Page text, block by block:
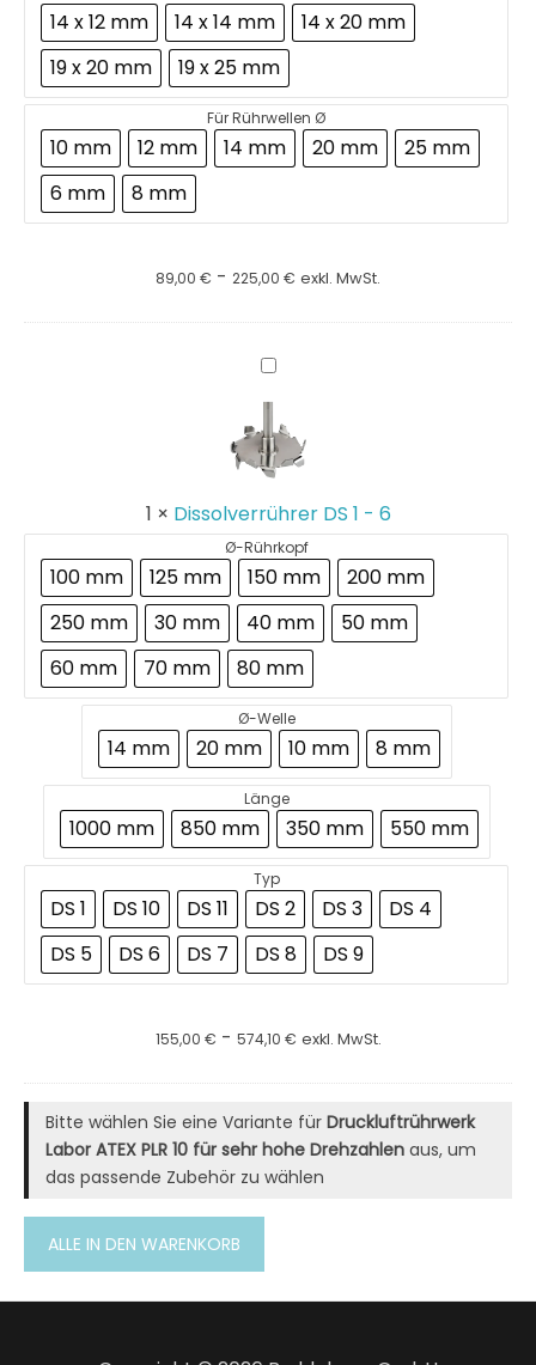
14 x 12 mm
14 x 14 mm
14 x 20 mm
19 x 20 mm
19 x 25 mm
Für Rührwellen Ø
10 mm 12 mm 14 mm 20 mm
25 mm
6 mm
8 mm
89,00 € - 225,00 € exkl. MwSt.
Dissolverrührer
-
6
1 × Dissolverrührer DS 1 - 6
Ø-Rührkopf
100 mm 125 mm 150 mm
200 mm
250 mm
30 mm 40 mm
50 mm
60 mm
70 mm 80 mm
Ø-Welle
14 mm 20 mm 10 mm 8 mm
Länge
1000 mm 850 mm 350 mm 550 mm
Typ
DS 1 DS 10 DS 11 DS 2 DS 3
DS 4
DS 5
DS 6 DS 7 DS 8 DS 9
155,00 € - 574,10 € exkl. MwSt.
Bitte wählen Sie eine Variante für Druckluftrührwerk
Labor ATEX PLR 10 für sehr hohe Drehzahlen aus, um
das passende Zubehör zu wählen
ALLE IN DEN WARENKORB